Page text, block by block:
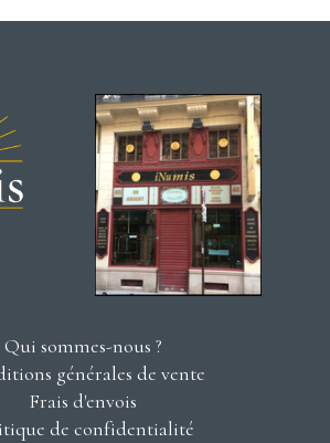
Qui sommes-nous ?
générales de vente
Frais d'envois
de confidentialité